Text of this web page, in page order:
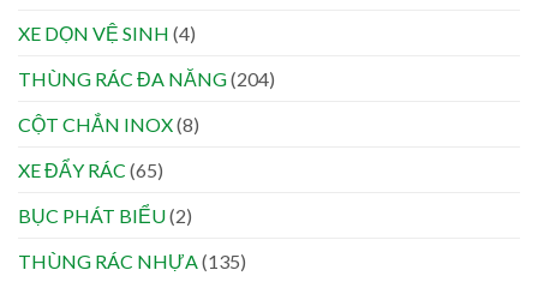
XE DỌN VỆ SINH (4)
THÙNG RÁC ĐA NĂNG(204)
CỘT CHẮN INOX(8)
XE ĐẨY RÁC (65)
BỤC PHÁT BIỂU(2)
THÙNG RÁC NHỰA (135)